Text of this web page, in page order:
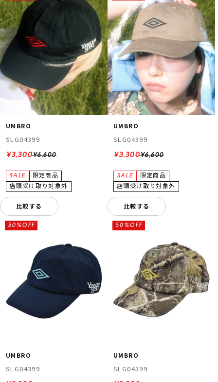
UMBRO
SLG04399
¥6,600
¥3,300
比較する
UMBRO
SLG04399
¥6,600
¥3,300
比較する
UMBRO
SLG04399
50%OFF
UMBRO
SLG04399
50%OFF